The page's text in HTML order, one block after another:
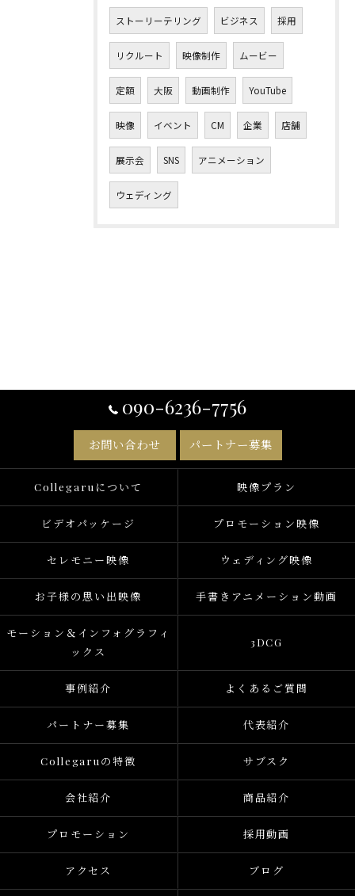
ストーリーテリング ビジネス 採用
リクルート 映像制作 ムービー
定額 大阪 動画制作 YouTube
映像 イベント CM 企業 店舗
展示会 SNS アニメーション
ウェディング
090-6236-7756
お問い合わせ パートナー募集
Collegaruについて 映像プラン
ビデオパッケージ プロモーション映像
セレモニー映像 ウェディング映像
お子様の思い出映像 手書きアニメーション動画
モーション＆インフォグラフィ
ックス
3DCG
事例紹介 よくあるご質問
パートナー募集 代表紹介
Collegaruの特徴 サブスク
会社紹介 商品紹介
プロモーション 採用動画
アクセス ブログ